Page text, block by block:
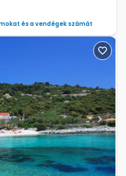
és a vendégek számát
Next